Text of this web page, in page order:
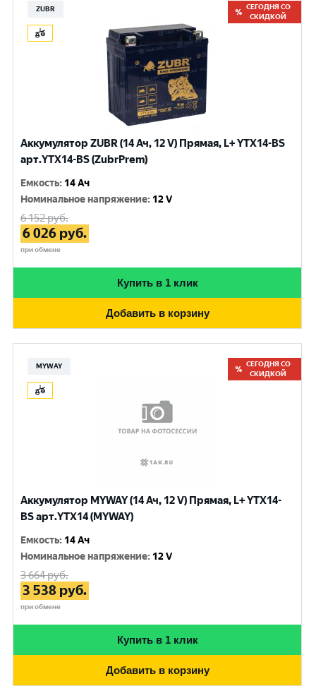
ZUBR
СЕГОДНЯ СО
СКИДКОЙ
Аккумулятор ZUBR (14 Ач, 12 V) Прямая, L+ YTX14-BS
арт.YTX14-BS (ZubrPrem)
Емкость: 14 Ач
Номинальное напряжение: 12 V
6 152руб.
6 026 руб.
при обмене
Купить в 1 клик
Добавить в корзину
MYWAY
СЕГОДНЯ СО
СКИДКОЙ
Аккумулятор MYWAY (14 Ач, 12 V) Прямая, L+ YTX14-
BS арт.YTX14 (MYWAY)
Емкость: 14 Ач
Номинальное напряжение: 12 V
3 664руб.
3 538 руб.
при обмене
Купить в 1 клик
Добавить в корзину